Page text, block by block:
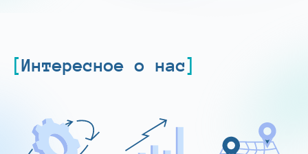
Интересное о нас